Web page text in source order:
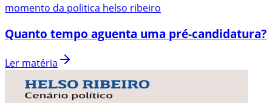
momento da politica helso ribeiro
Quanto tempo aguenta uma pré-candidatura?
Ler matéria